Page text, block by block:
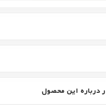
درباره این محصول